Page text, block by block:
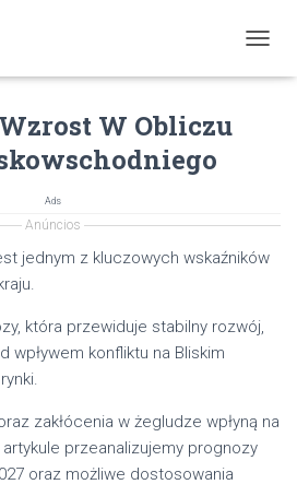
O
G
I
W Obliczu
Ads
Anúncios
jednym z kluczowych wskaźników
która przewiduje stabilny rozwój,
wpływem konfliktu na Bliskim
zakłócenia w żegludze wpłyną na
przeanalizujemy prognozy
oraz możliwe dostosowania